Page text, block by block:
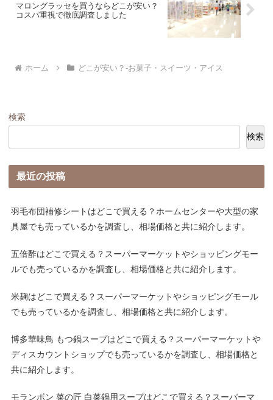
マロングラッセを買うならどこが安い？
コスパ重視で徹底調査しました
ホーム どこが安い？-お菓子・スイーツ・アイス
検索
検索
最近の投稿
羽毛布団補修シートはどこで買える？ホームセンターや大型の家
具屋でも売っているかを調査し、相場価格と共に紹介します。
五倍酢はどこで買える？スーパーマーケットやショッピングモー
ルでも売っているかを調査し、相場価格と共に紹介します。
米麹はどこで買える？スーパーマーケットやショッピングモール
でも売っているかを調査し、相場価格と共に紹介します。
博多華味鳥 もつ鍋スープはどこで買える？スーパーマーケットや
ディスカウントショップでも売っているかを調査し、相場価格と
共に紹介します。
モランボン 菜の匠 白菜鍋用スープはどこで買える？スーパーマ